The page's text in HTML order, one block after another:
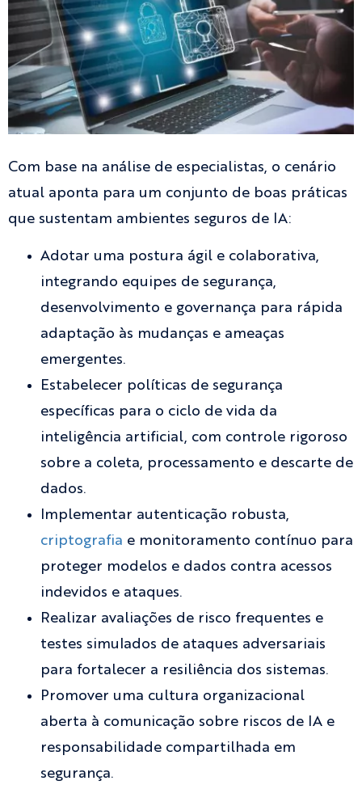
Com base na análise de especialistas, o cenário
atual aponta para um conjunto de boas práticas
que sustentam ambientes seguros de IA:
Adotar uma postura ágil e colaborativa,
integrando equipes de segurança,
desenvolvimento e governança para rápida
adaptação às mudanças e ameaças
emergentes.
Estabelecer políticas de segurança
específicas para o ciclo de vida da
inteligência artificial, com controle rigoroso
sobre a coleta, processamento e descarte de
dados.
Implementar autenticação robusta,
criptografia e monitoramento contínuo para
proteger modelos e dados contra acessos
indevidos e ataques.
Realizar avaliações de risco frequentes e
testes simulados de ataques adversariais
para fortalecer a resiliência dos sistemas.
Promover uma cultura organizacional
aberta à comunicação sobre riscos de IA e
responsabilidade compartilhada em
segurança.